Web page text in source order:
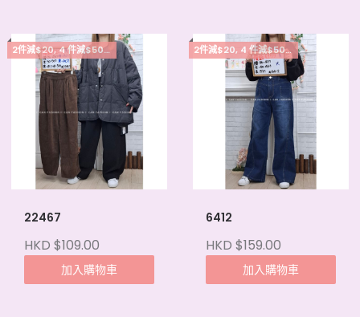
2件減$20, 4 件減$50, 5件起每件減$15
22467
HKD $109.00
加入購物車
2件減$20, 4 件減$50, 5件起每件減$15
6412
HKD $159.00
加入購物車